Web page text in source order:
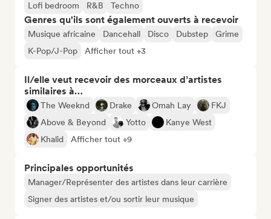
Lofi bedroom
R&B Techno
Genres qu'ils sont également ouverts à recevoir
Musique africaine Dancehall Disco Dubstep
Grime
K-Pop/J-Pop
Afficher tout +3
Il/elle veut recevoir des morceaux d’artistes
similaires à…
The Weeknd Drake Omah Lay
FKJ
Above & Beyond
Yotto
Kanye West
Khalid
Afficher tout +9
Principales opportunités
Manager/Représenter des artistes dans leur carrière
Signer des artistes et/ou sortir leur musique